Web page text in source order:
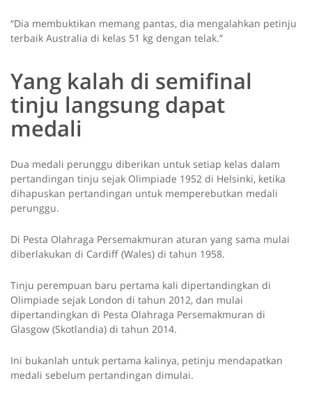
“Dia membuktikan memang pantas, dia mengalahkan petinju
terbaik Australia di kelas 51 kg dengan telak.”
Yang kalah di semifinal
tinju langsung dapat
medali
Dua medali perunggu diberikan untuk setiap kelas dalam
pertandingan tinju sejak Olimpiade 1952 di Helsinki, ketika
dihapuskan pertandingan untuk memperebutkan medali
perunggu.
Di Pesta Olahraga Persemakmuran aturan yang sama mulai
diberlakukan di Cardiff (Wales) di tahun 1958.
Tinju perempuan baru pertama kali dipertandingkan di
Olimpiade sejak London di tahun 2012, dan mulai
dipertandingkan di Pesta Olahraga Persemakmuran di
Glasgow (Skotlandia) di tahun 2014.
Ini bukanlah untuk pertama kalinya, petinju mendapatkan
medali sebelum pertandingan dimulai.